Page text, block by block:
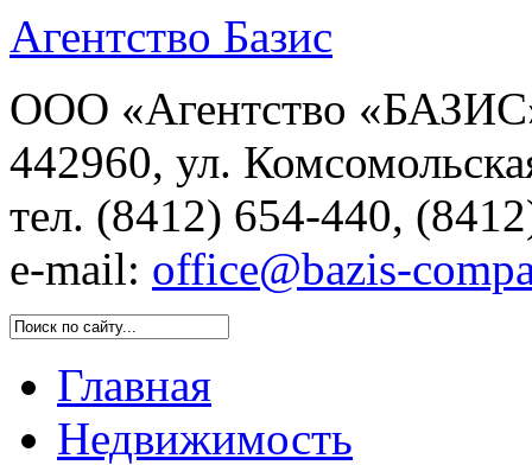
Агентство Базис
ООО «Агентство
442960, ул.
тел. (8412) 654-440,
e-mail: office@bazis-
Главная
Недвижимость